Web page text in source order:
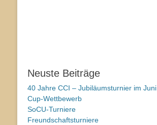
Neuste Beiträge
40 Jahre CCI – Jubiläumsturnier im Juni
Cup-Wettbewerb
SoCU-Turniere
Freundschaftsturniere